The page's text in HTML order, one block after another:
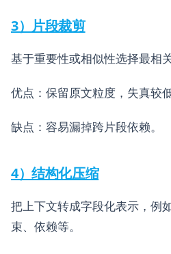
3）片段裁剪
基于重要性或相似性选择最相
优点：保留原文粒度，失真较低
缺点：容易漏掉跨片段依赖。
4）结构化压缩
把上下文转成字段化表示，例
束、依赖等。